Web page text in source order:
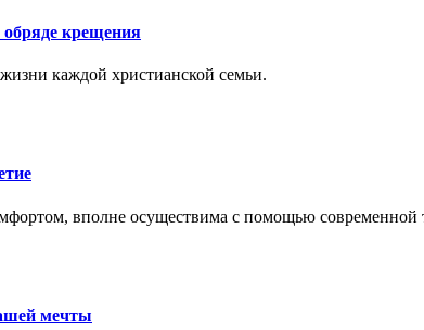
крещения
каждой христианской семьи.
вполне осуществима с помощью современной
мечты